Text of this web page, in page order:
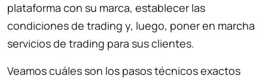
plataforma con su marca, establecer las
condiciones de trading y, luego, poner en marcha
servicios de trading para sus clientes.
Veamos cuáles son los pasos técnicos exactos